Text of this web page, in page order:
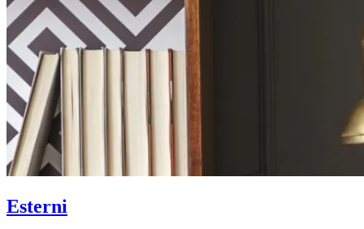
Esterni